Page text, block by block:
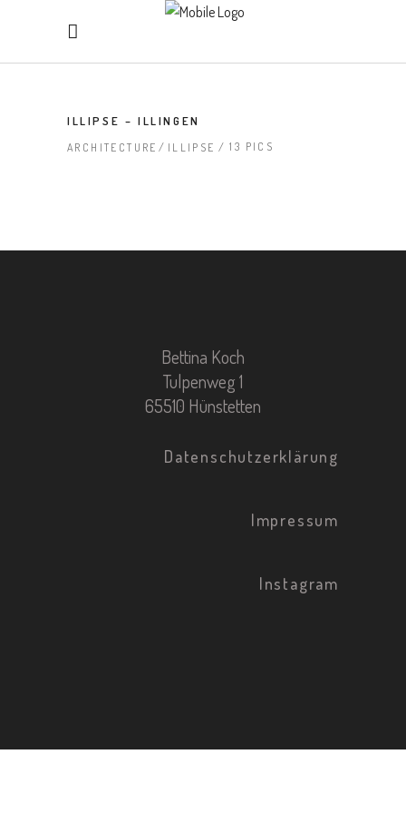
ILLIPSE – ILLINGEN
ARCHITECTURE ILLIPSE 13 PICS
Bettina Koch
Tulpenweg 1
65510 Hünstetten
Datenschutzerklärung
Impressum
Instagram